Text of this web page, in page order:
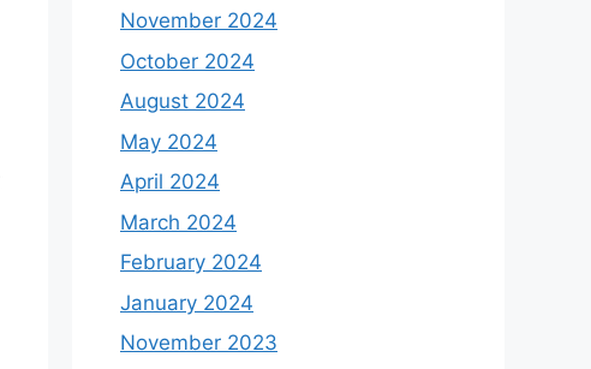
November 2024
October 2024
August 2024
May 2024
April 2024
March 2024
February 2024
January 2024
November 2023